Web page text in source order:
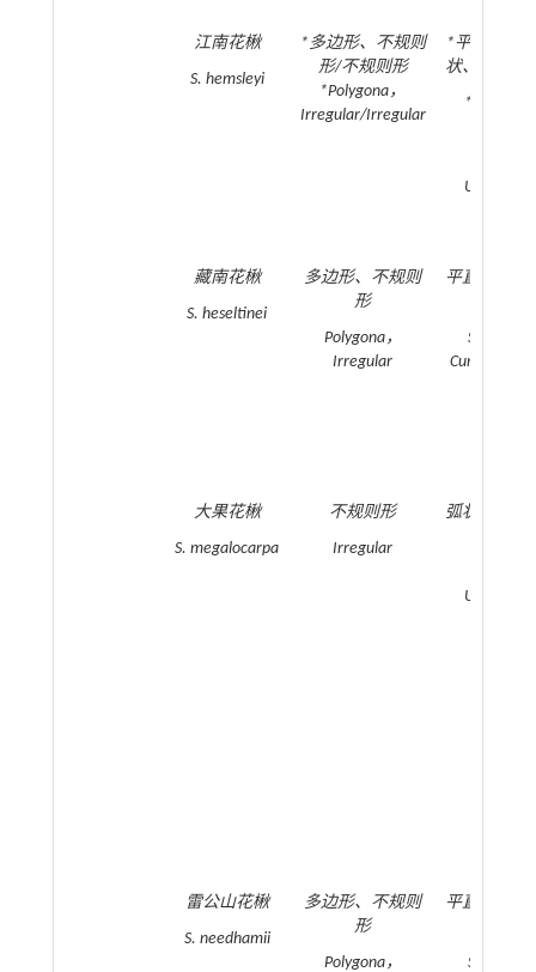
江南花楸
S. hemsleyi
*多边形、不规则
形/不规则形
*Polygona，
Irregular/Irregular
*平直、弧
状、波状；
*Straight
Undulate
藏南花楸
S. heseltinei
多边形、不规则
形
Polygona，
Irregular
平直、弧状
Straight
Curved；
大果花楸
S. megalocarpa
不规则形
Irregular
弧状、波状
Undulate
雷公山花楸
S. needhamii
多边形、不规则
形
Polygona，
平直、弧状
Straight